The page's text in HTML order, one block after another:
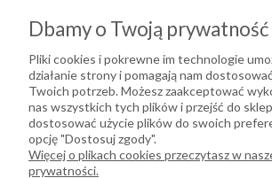
O firmie
Dbamy o Twoją prywatność
Pliki cookies i pokrewne im technologie
działanie strony i pomagają nam
Twoich potrzeb. Możesz zaakceptować
nas wszystkich tych plików i przejść do
dostosować użycie plików do swoich
opcję "Dostosuj zgody".
Więcej o plikach cookies przeczytasz w
prywatności.